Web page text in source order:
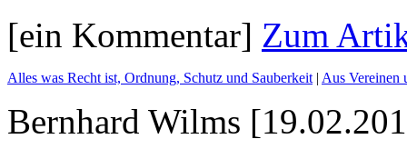
[ein Kommentar] Zum
Alles was Recht ist, Ordnung, Schutz und Sauberkeit | Aus Vereinen
Bernhard Wilms